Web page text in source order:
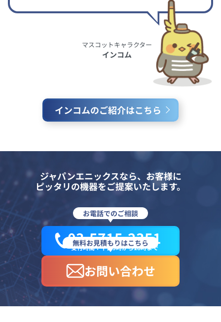
マスコットキャラクター
インコム
インコムのご紹介はこちら
ジャパンエニックスなら、お客様に
ピッタリの機器をご提案いたします。
お電話でのご相談
03-5715-2351
受付時間：平日9時から18時まで
無料お見積もりはこちら
お問い合わせ